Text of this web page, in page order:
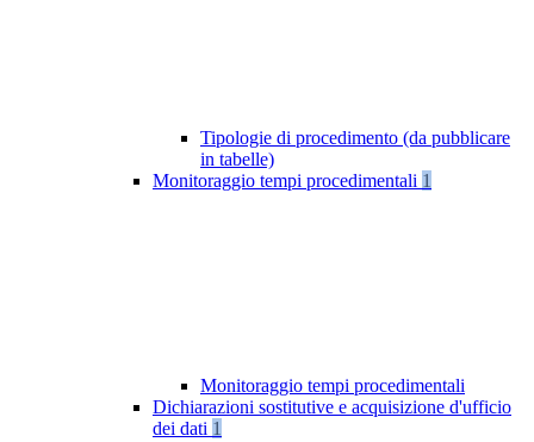
Tipologie di procedimento (da pubblicare
in tabelle)
Monitoraggio tempi procedimentali 1
Monitoraggio tempi procedimentali
Dichiarazioni sostitutive e acquisizione d'ufficio
dei dati 1